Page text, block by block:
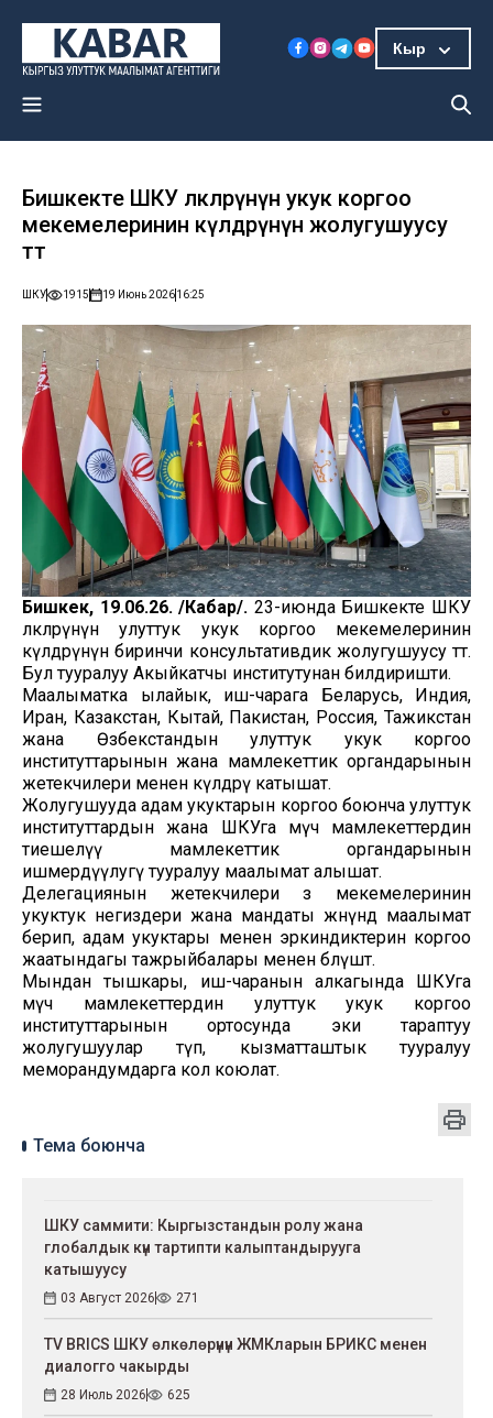
Кыр
Бишкекте ШКУ өлкөлөрүнүн укук коргоо
мекемелеринин өкүлдөрүнүн жолугушуусу
өтөт
ШКУ 1915 19 Июнь 202616:25
Бишкек, 19.06.26. /Кабар/. 23-июнда Бишкекте ШКУ
өлкөлөрүнүн улуттук укук коргоо мекемелеринин
өкүлдөрүнүн биринчи консультативдик жолугушуусу өтөт.
Бул тууралуу Акыйкатчы институтунан билдиришти.
Маалыматка ылайык, иш-чарага Беларусь, Индия,
Иран, Казакстан, Кытай, Пакистан, Россия, Тажикстан
жана Өзбекстандын улуттук укук коргоо
институттарынын жана мамлекеттик органдарынын
жетекчилери менен өкүлдөрү катышат.
Жолугушууда адам укуктарын коргоо боюнча улуттук
институттардын жана ШКУга мүчө мамлекеттердин
тиешелүү мамлекеттик органдарынын
ишмердүүлугү тууралуу маалымат алышат.
Делегациянын жетекчилери өз мекемелеринин
укуктук негиздери жана мандаты жөнүндө маалымат
берип, адам укуктары менен эркиндиктерин коргоо
жаатындагы тажрыйбалары менен бөлүшөт.
Мындан тышкары, иш-чаранын алкагында ШКУга
мүчө мамлекеттердин улуттук укук коргоо
институттарынын ортосунда эки тараптуу
жолугушуулар өтүп, кызматташтык тууралуу
меморандумдарга кол коюлат.
Тема боюнча
ШКУ саммити: Кыргызстандын ролу жана
глобалдык күн тартипти калыптандырууга
катышуусу
03 Август 2026 271
TV BRICS ШКУ өлкөлөрүнүн ЖМКларын БРИКС менен
диалогго чакырды
28 Июль 2026 625